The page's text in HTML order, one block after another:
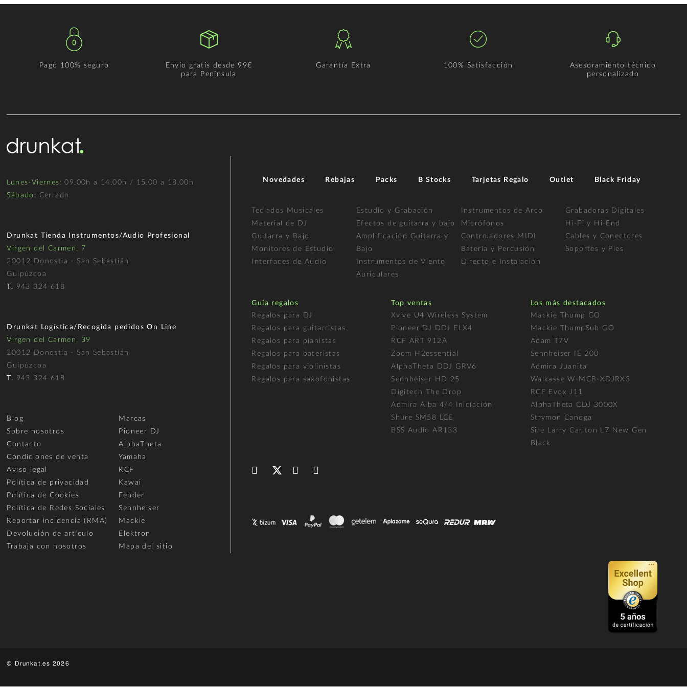
Pago 100% seguro
Envío gratis desde 99€
para Península
Garantía Extra 100% Satisfacción
Asesoramiento técnico
personalizado
Lunes-Viernes : 09.00h a 14.00h / 15.00 a 18.00h
Sábado : Cerrado
Drunkat Tienda Instrumentos/Audio Profesional
Virgen del Carmen, 7
20012 Donostia - San Sebastián
Guipúzcoa
T. 943 324 618
Drunkat Logística/Recogida pedidos On Line
Virgen del Carmen, 39
20012 Donostia - San Sebastián
Guipúzcoa
T. 943 324 618
Blog
Sobre nosotros
Contacto
Condiciones de venta
Aviso legal
Política de privacidad
Política de Cookies
Política de Redes Sociales
Reportar incidencia (RMA)
Devolución de artículo
Trabaja con nosotros
Marcas
Pioneer DJ
AlphaTheta
Yamaha
RCF
Kawai
Fender
Sennheiser
Mackie
Elektron
Mapa del sitio
Novedades Rebajas Packs B Stocks Tarjetas Regalo Outlet Black Friday
Teclados Musicales
Material de DJ
Guitarra y Bajo
Monitores de Estudio
Interfaces de Audio
Estudio y Grabación
Efectos de guitarra y bajo
Amplificación Guitarra y
Bajo
Instrumentos de Viento
Auriculares
Instrumentos de Arco
Micrófonos
Controladores MIDI
Batería y Percusión
Directo e Instalación
Grabadoras Digitales
Hi-Fi y Hi-End
Cables y Conectores
Soportes y Pies
Guía regalos
Regalos para DJ
Regalos para guitarristas
Regalos para pianistas
Regalos para bateristas
Regalos para violinistas
Regalos para saxofonistas
Top ventas
Xvive U4 Wireless System
Pioneer DJ DDJ FLX4
RCF ART 912A
Zoom H2essential
AlphaTheta DDJ GRV6
Sennheiser HD 25
Digitech The Drop
Admira Alba 4/4 Iniciación
Shure SM58 LCE
BSS Audio AR133
Los más destacados
Mackie Thump GO
Mackie ThumpSub GO
Adam T7V
Sennheiser IE 200
Admira Juanita
Walkasse W-MCB-XDJRX3
RCF Evox J11
AlphaTheta CDJ 3000X
Strymon Canoga
Sire Larry Carlton L7 New Gen
Black
© Drunkat.es 2026